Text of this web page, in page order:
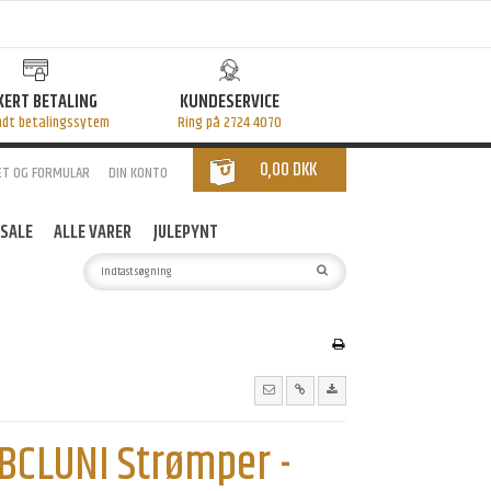
BETALING
betalingssytem
KUNDESERVICE
Ring på 2724 4070
OG FORMULAR DIN KONTO 0,00 DKK
SALE ALLE VARER JULEPYNT
Strømper -